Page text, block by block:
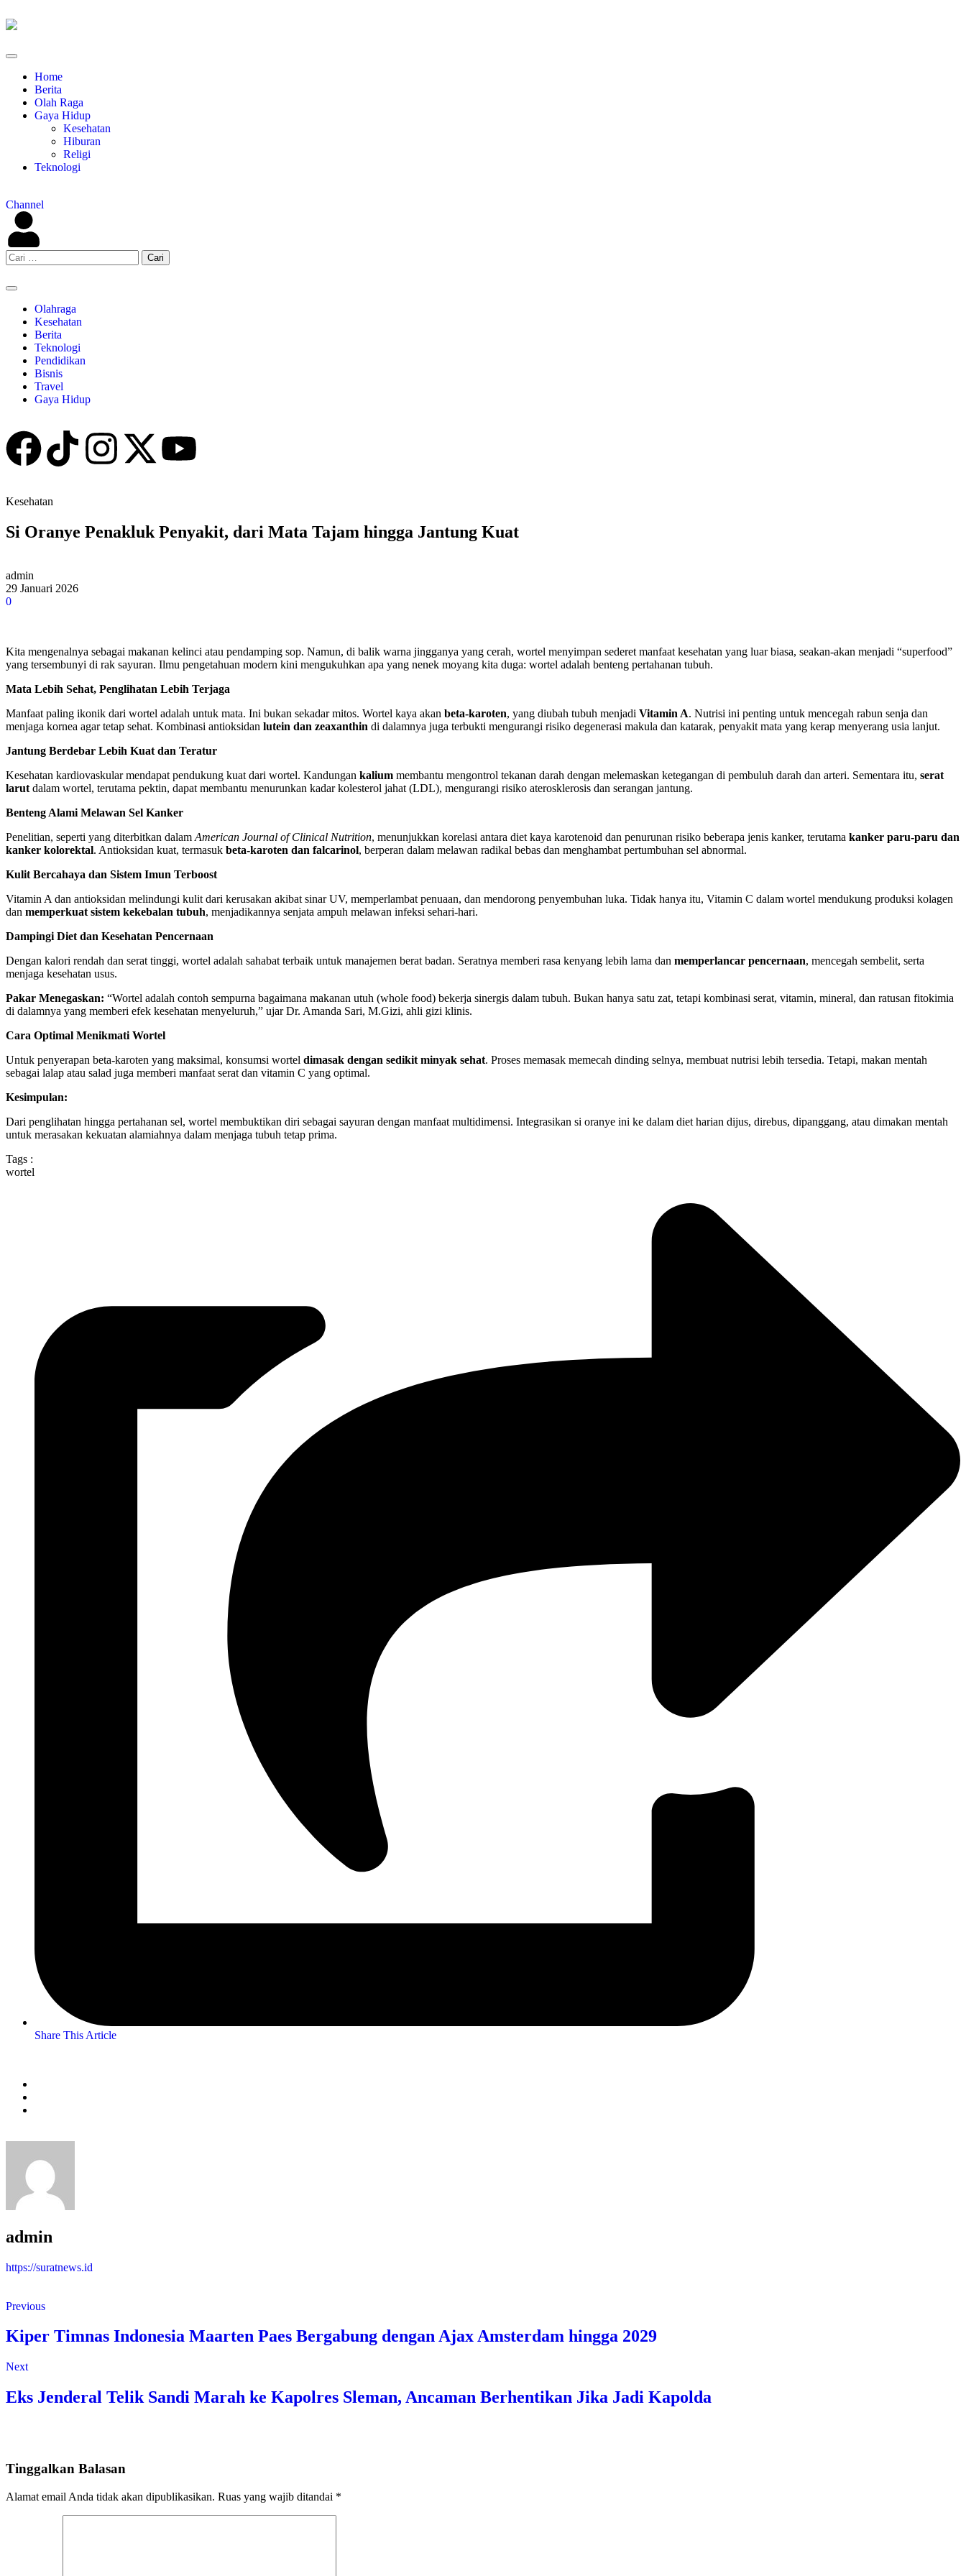
Home
Berita
Olah Raga
Gaya Hidup
Kesehatan
Hiburan
Religi
Teknologi
Channel
Olahraga
Kesehatan
Berita
Teknologi
Pendidikan
Bisnis
Travel
Gaya Hidup
Kesehatan
Si Oranye Penakluk Penyakit, dari Mata Tajam hingga Jantung Kuat
admin
29 Januari 2026
0
Kita mengenalnya sebagai makanan kelinci atau pendamping sop. Namun, di balik warna jingganya yang cerah, wortel menyimpan sederet manfaat kesehatan yang luar biasa, seakan-akan menjadi “superfood”
yang tersembunyi di rak sayuran. Ilmu pengetahuan modern kini mengukuhkan apa yang nenek moyang kita duga: wortel adalah benteng pertahanan tubuh.
Mata Lebih Sehat, Penglihatan Lebih Terjaga
Manfaat paling ikonik dari wortel adalah untuk mata. Ini bukan sekadar mitos. Wortel kaya akan beta-karoten, yang diubah tubuh menjadi Vitamin A. Nutrisi ini penting untuk mencegah rabun senja dan
menjaga kornea agar tetap sehat. Kombinasi antioksidan lutein dan zeaxanthin di dalamnya juga terbukti mengurangi risiko degenerasi makula dan katarak, penyakit mata yang kerap menyerang usia lanjut.
Jantung Berdebar Lebih Kuat dan Teratur
Kesehatan kardiovaskular mendapat pendukung kuat dari wortel. Kandungan kalium membantu mengontrol tekanan darah dengan melemaskan ketegangan di pembuluh darah dan arteri. Sementara itu, serat
larut dalam wortel, terutama pektin, dapat membantu menurunkan kadar kolesterol jahat (LDL), mengurangi risiko aterosklerosis dan serangan jantung.
Benteng Alami Melawan Sel Kanker
Penelitian, seperti yang diterbitkan dalam American Journal of Clinical Nutrition, menunjukkan korelasi antara diet kaya karotenoid dan penurunan risiko beberapa jenis kanker, terutama kanker paru-paru dan
kanker kolorektal. Antioksidan kuat, termasuk beta-karoten dan falcarinol, berperan dalam melawan radikal bebas dan menghambat pertumbuhan sel abnormal.
Kulit Bercahaya dan Sistem Imun Terboost
Vitamin A dan antioksidan melindungi kulit dari kerusakan akibat sinar UV, memperlambat penuaan, dan mendorong penyembuhan luka. Tidak hanya itu, Vitamin C dalam wortel mendukung produksi kolagen
dan memperkuat sistem kekebalan tubuh, menjadikannya senjata ampuh melawan infeksi sehari-hari.
Dampingi Diet dan Kesehatan Pencernaan
Dengan kalori rendah dan serat tinggi, wortel adalah sahabat terbaik untuk manajemen berat badan. Seratnya memberi rasa kenyang lebih lama dan memperlancar pencernaan, mencegah sembelit, serta
menjaga kesehatan usus.
Pakar Menegaskan: “Wortel adalah contoh sempurna bagaimana makanan utuh (whole food) bekerja sinergis dalam tubuh. Bukan hanya satu zat, tetapi kombinasi serat, vitamin, mineral, dan ratusan fitokimia
di dalamnya yang memberi efek kesehatan menyeluruh,” ujar Dr. Amanda Sari, M.Gizi, ahli gizi klinis.
Cara Optimal Menikmati Wortel
Untuk penyerapan beta-karoten yang maksimal, konsumsi wortel dimasak dengan sedikit minyak sehat. Proses memasak memecah dinding selnya, membuat nutrisi lebih tersedia. Tetapi, makan mentah
sebagai lalap atau salad juga memberi manfaat serat dan vitamin C yang optimal.
Kesimpulan:
Dari penglihatan hingga pertahanan sel, wortel membuktikan diri sebagai sayuran dengan manfaat multidimensi. Integrasikan si oranye ini ke dalam diet harian dijus, direbus, dipanggang, atau dimakan mentah
untuk merasakan kekuatan alamiahnya dalam menjaga tubuh tetap prima.
Tags :
wortel
Share This Article
admin
https://suratnews.id
Previous
Kiper Timnas Indonesia Maarten Paes Bergabung dengan Ajax Amsterdam hingga 2029
Next
Eks Jenderal Telik Sandi Marah ke Kapolres Sleman, Ancaman Berhentikan Jika Jadi Kapolda
Tinggalkan Balasan
Alamat email Anda tidak akan dipublikasikan. Ruas yang wajib ditandai *